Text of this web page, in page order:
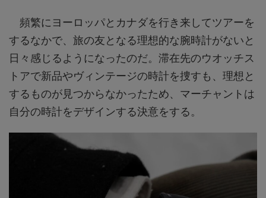
頻繁にヨーロッパとカナダを行き来してツアーを
するなかで、旅の友となる理想的な腕時計がないと
日々感じるようになったのだ。滞在先のウオッチス
トアで新品やヴィンテージの時計を捜すも、理想と
するものが見つからなかったため、マーチャントは
自分の時計をデザインする決意をする。